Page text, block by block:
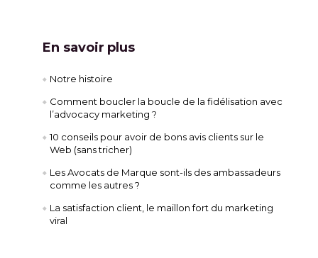
En savoir plus
Notre histoire
Comment boucler la boucle de la fidélisation avec
l’advocacy marketing ?
10 conseils pour avoir de bons avis clients sur le
Web (sans tricher)
Les Avocats de Marque sont-ils des ambassadeurs
comme les autres ?
La satisfaction client, le maillon fort du marketing
viral